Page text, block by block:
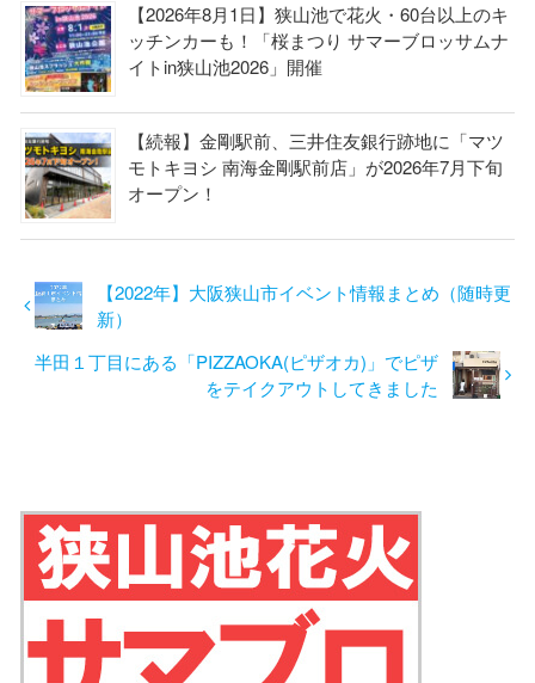
【2026年8月1日】狭山池で花火・60台以上のキ
ッチンカーも！「桜まつり サマーブロッサムナ
イトin狭山池2026」開催
【続報】金剛駅前、三井住友銀行跡地に「マツ
モトキヨシ 南海金剛駅前店」が2026年7月下旬
オープン！
【2022年】大阪狭山市イベント情報まとめ（随時更
新）
半田１丁目にある「PIZZAOKA(ピザオカ)」でピザ
をテイクアウトしてきました